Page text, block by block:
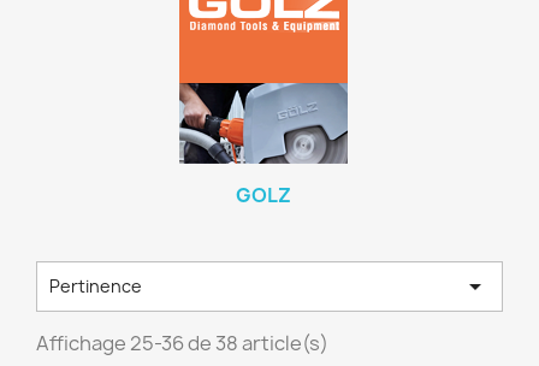
GOLZ
Pertinence 
Affichage 25-36 de 38 article(s)